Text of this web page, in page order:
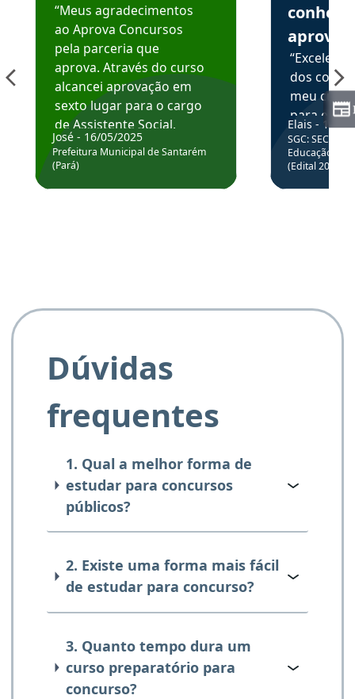
“Meus agradecimentos
ao Aprova Concursos
pela parceria que
aprova. Através do curso
alcancei aprovação em
sexto lugar para o cargo
de Assistente Social.
Hoje estou atuando na
Prefeitura de Santarém.
José - 16/05/2025
Prefeitura Municipal de Santarém
(Pará)
aprova
dos
meu
para
colocar
através
de
Elais - 15/
SGC: SEC BA
Educação
(Edital
Dúvidas
frequentes
1. Qual a melhor forma de
estudar para concursos
públicos?
2. Existe uma forma mais fácil
de estudar para concurso?
3. Quanto tempo dura um
curso preparatório para
concurso?